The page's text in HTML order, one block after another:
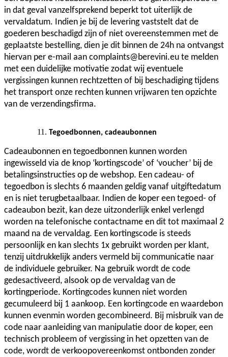
in dat geval vanzelfsprekend beperkt tot uiterlijk de
vervaldatum. Indien je bij de levering vaststelt dat de
goederen beschadigd zijn of niet overeenstemmen met de
geplaatste bestelling, dien je dit binnen de 24h na ontvangst
hiervan per e-mail aan complaints@berevini.eu te melden
met een duidelijke motivatie zodat wij eventuele
vergissingen kunnen rechtzetten of bij beschadiging tijdens
het transport onze rechten kunnen vrijwaren ten opzichte
van de verzendingsfirma.
Tegoedbonnen, cadeaubonnen
Cadeaubonnen en tegoedbonnen kunnen worden
ingewisseld via de knop ‘kortingscode’ of ‘voucher’ bij de
betalingsinstructies op de webshop. Een cadeau- of
tegoedbon is slechts 6 maanden geldig vanaf uitgiftedatum
en is niet terugbetaalbaar. Indien de koper een tegoed- of
cadeaubon bezit, kan deze uitzonderlijk enkel verlengd
worden na telefonische contactname en dit tot maximaal 2
maand na de vervaldag. Een kortingscode is steeds
persoonlijk en kan slechts 1x gebruikt worden per klant,
tenzij uitdrukkelijk anders vermeld bij communicatie naar
de individuele gebruiker. Na gebruik wordt de code
gedesactiveerd, alsook op de vervaldag van de
kortingperiode. Kortingcodes kunnen niet worden
gecumuleerd bij 1 aankoop. Een kortingcode en waardebon
kunnen evenmin worden gecombineerd. Bij misbruik van de
code naar aanleiding van manipulatie door de koper, een
technisch probleem of vergissing in het opzetten van de
code, wordt de verkoopovereenkomst ontbonden zonder